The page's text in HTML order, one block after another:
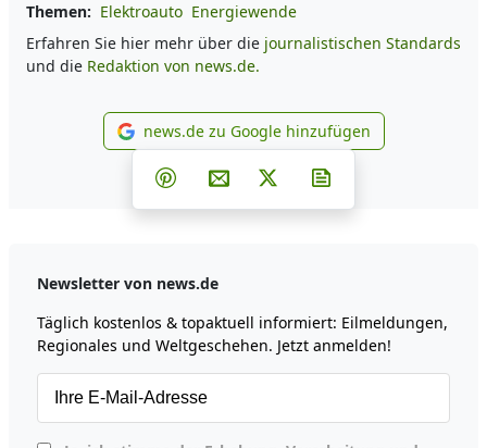
Themen: Elektroauto Energiewende
Erfahren Sie hier mehr über die journalistischen Standards
und die Redaktion von news.de.
news.de zu Google
news.de zu Google hinzufügen
Teilen auf Facebook
Teilen auf Whatsapp
Teilen auf Telegram
Teilen auf Pinterest
Per E-Mail teilen
Post auf X
Newsletter von news.de
Täglich kostenlos & topaktuell informiert: Eilmeldungen,
Regionales und Weltgeschehen. Jetzt anmelden!